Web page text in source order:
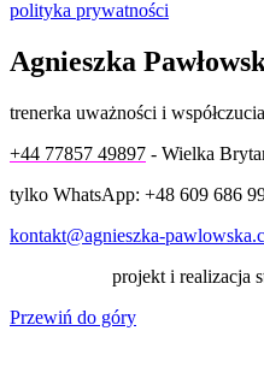
polityka prywatności
Agnieszka
trenerka uważności i
+44 77857 49897 - Wielka
tylko WhatsApp: +48 609 686
kontakt@agnieszka-
projekt i realizacja
Przewiń do góry